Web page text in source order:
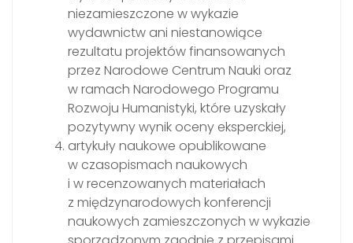
niezamieszczone w wykazie
wydawnictw ani niestanowiące
rezultatu projektów finansowanych
przez Narodowe Centrum Nauki oraz
w ramach Narodowego Programu
Rozwoju Humanistyki, które uzyskały
pozytywny wynik oceny eksperckiej,
artykuły naukowe opublikowane
w czasopismach naukowych
i w recenzowanych materiałach
z międzynarodowych konferencji
naukowych zamieszczonych w wykazie